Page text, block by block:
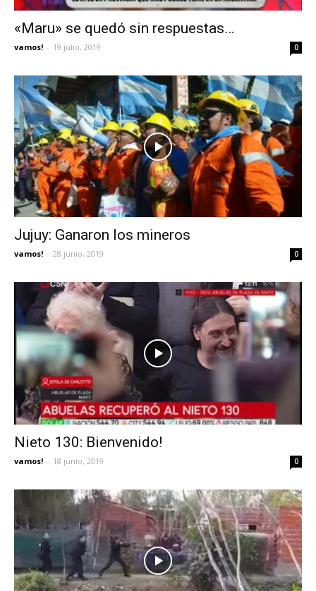
«Maru» se quedó sin respuestas…
vamos! - 19 julio, 2019 0
Jujuy: Ganaron los mineros
vamos! - 28 junio, 2019 0
Nieto 130: Bienvenido!
vamos! - 18 junio, 2019 0